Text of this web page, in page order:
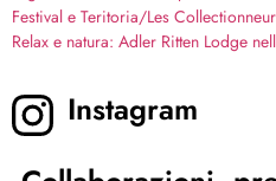
Festival e Teritoria/Les
Relax e natura: Adler Ritten Lodge
Instagram